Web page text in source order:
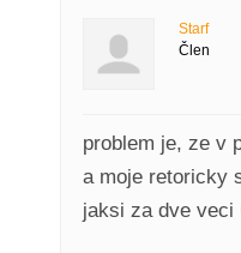
Starf
Člen
problem je, ze v
a moje retoricky
jaksi za dve veci